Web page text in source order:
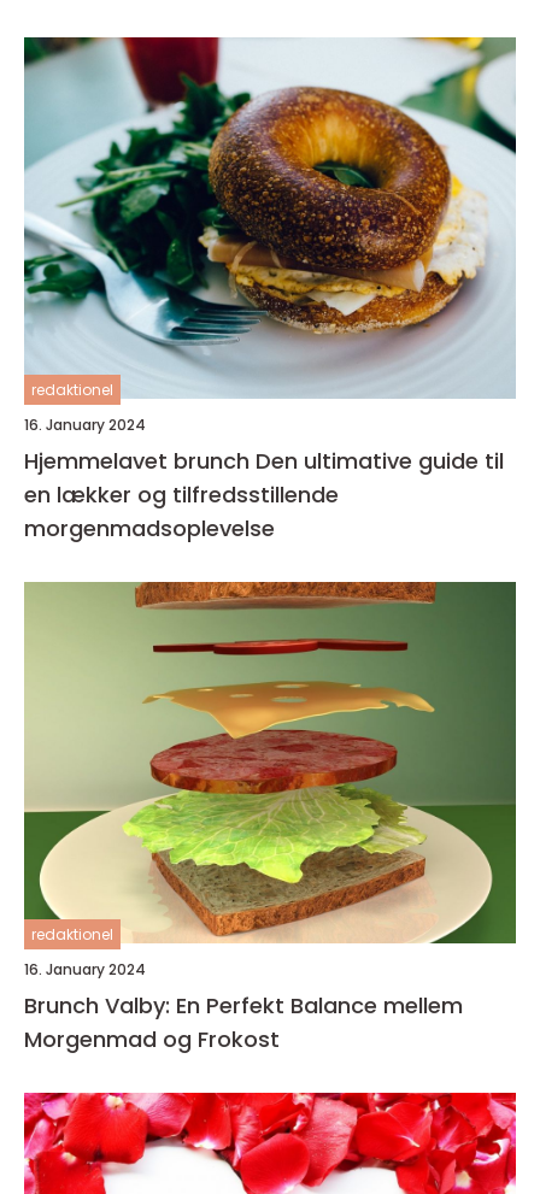
redaktionel
16. January 2024
Hjemmelavet brunch Den ultimative guide til
en lækker og tilfredsstillende
morgenmadsoplevelse
redaktionel
16. January 2024
Brunch Valby: En Perfekt Balance mellem
Morgenmad og Frokost